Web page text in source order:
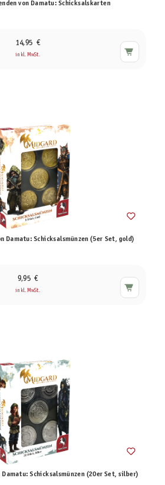
von Damatu: Schicksalskarten
14,95 €
inkl. MwSt.
Damatu: Schicksalsmünzen (5er Set, gold)
9,95 €
inkl. MwSt.
Damatu: Schicksalsmünzen (20er Set, silber)